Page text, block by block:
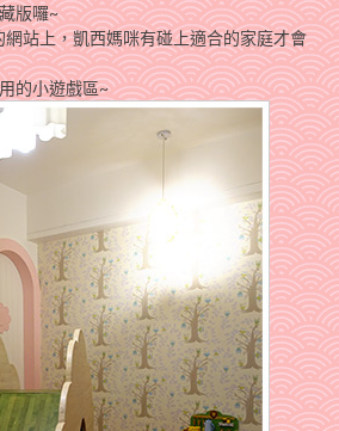
版囉~
站上，凱西媽咪有碰上適合的家庭才會
的小遊戲區~